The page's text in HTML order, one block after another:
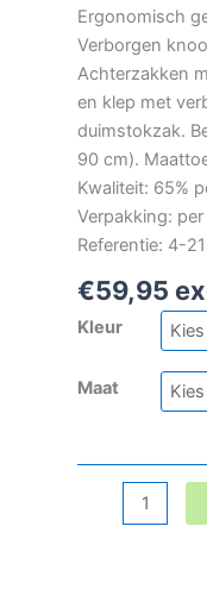
Ergonomisch
Verborgen
Achterzakken
en klep met
duimstokzak.
90 cm).
Kwaliteit: 65%
Verpakking:
Referentie: 4-
€59,95
Kleur
Maat
Accelerate